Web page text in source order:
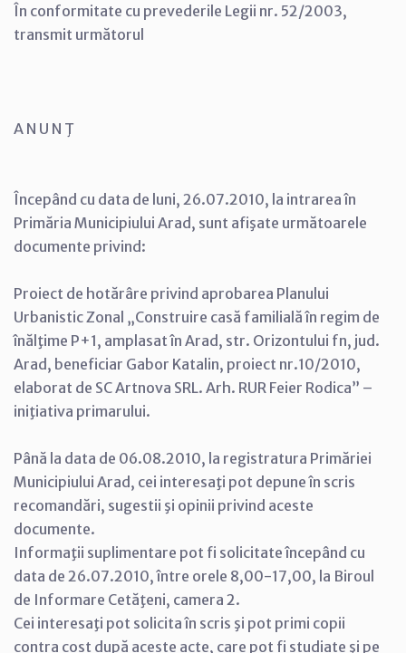
În conformitate cu prevederile Legii nr. 52/2003,
transmit următorul
A N U N Ţ
Începând cu data de luni, 26.07.2010, la intrarea în
Primăria Municipiului Arad, sunt afişate următoarele
documente privind:
Proiect de hotărâre privind aprobarea Planului
Urbanistic Zonal „Construire casă familială în regim de
înălţime P+1, amplasat în Arad, str. Orizontului fn, jud.
Arad, beneficiar Gabor Katalin, proiect nr.10/2010,
elaborat de SC Artnova SRL. Arh. RUR Feier Rodica” –
iniţiativa primarului.
Până la data de 06.08.2010, la registratura Primăriei
Municipiului Arad, cei interesaţi pot depune în scris
recomandări, sugestii şi opinii privind aceste
documente.
Informaţii suplimentare pot fi solicitate începând cu
data de 26.07.2010, între orele 8,00-17,00, la Biroul
de Informare Cetăţeni, camera 2.
Cei interesaţi pot solicita în scris şi pot primi copii
contra cost după aceste acte, care pot fi studiate şi pe